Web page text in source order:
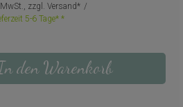
zzgl. Versand
5-6 Tage*
den Warenkorb